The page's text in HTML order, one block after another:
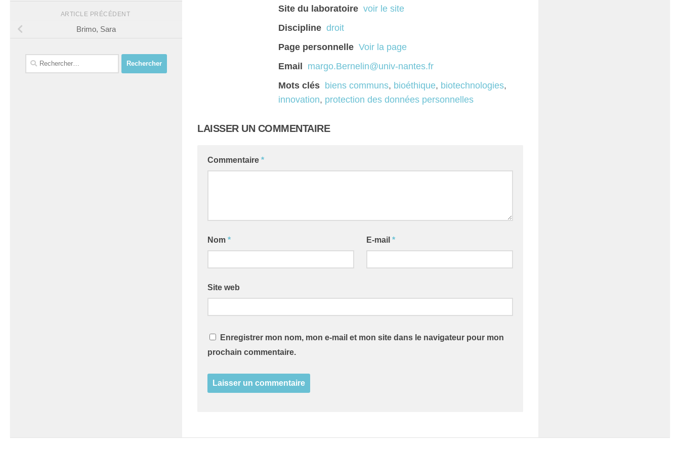
Site du laboratoire voir le site
Discipline droit
Page personnelle Voir la page
Email
margo.Bernelin@univ-nantes.fr
Mots clés biens communs, bioéthique, biotechnologies,
innovation, protection des données personnelles
LAISSER UN COMMENTAIRE
Commentaire *
Nom * E-mail*
Site web
Enregistrer mon nom, mon e-mail et mon site dans le navigateur pour mon
prochain commentaire.
ARTICLE PRÉCÉDENT
Brimo, Sara
Rechercher :